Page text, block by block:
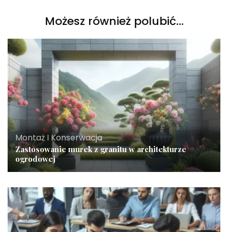
Możesz również polubić…
Montaż I Konserwacja
Zastosowanie murek z granitu w architekturze
ogrodowej